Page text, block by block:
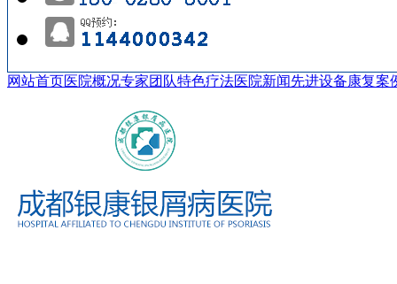
网站首页医院概况专家团队特色疗法医院新闻先进设备康复案